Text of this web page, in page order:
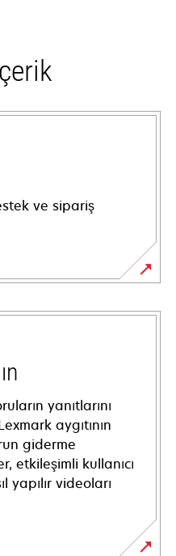
ve sipariş
yanıtlarını
aygıtının
giderme
etkileşimli kullanıcı
yapılır videoları